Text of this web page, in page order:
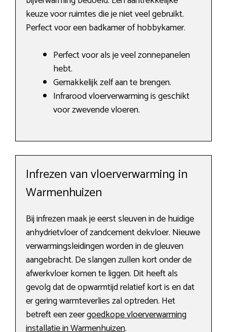
keuze voor ruimtes die je niet veel gebruikt.
Perfect voor een badkamer of hobbykamer.
Perfect voor als je veel zonnepanelen
hebt.
Gemakkelijk zelf aan te brengen.
Infrarood vloerverwarming is geschikt
voor zwevende vloeren.
Infrezen van vloerverwarming in
Warmenhuizen
Bij infrezen maak je eerst sleuven in de huidige
anhydrietvloer of zandcement dekvloer. Nieuwe
verwarmingsleidingen worden in de gleuven
aangebracht. De slangen zullen kort onder de
afwerkvloer komen te liggen. Dit heeft als
gevolg dat de opwarmtijd relatief kort is en dat
er gering warmteverlies zal optreden. Het
betreft een zeergoedkope vloerverwarming
installatie in Warmenhuizen.